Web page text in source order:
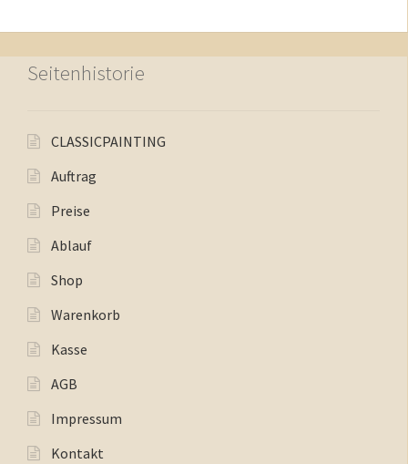
Seitenhistorie
CLASSICPAINTING
Auftrag
Preise
Ablauf
Shop
Warenkorb
Kasse
AGB
Impressum
Kontakt